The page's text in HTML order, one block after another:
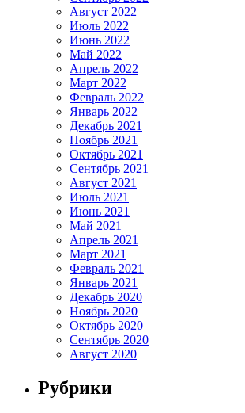
Август 2022
Июль 2022
Июнь 2022
Май 2022
Апрель 2022
Март 2022
Февраль 2022
Январь 2022
Декабрь 2021
Ноябрь 2021
Октябрь 2021
Сентябрь 2021
Август 2021
Июль 2021
Июнь 2021
Май 2021
Апрель 2021
Март 2021
Февраль 2021
Январь 2021
Декабрь 2020
Ноябрь 2020
Октябрь 2020
Сентябрь 2020
Август 2020
Рубрики